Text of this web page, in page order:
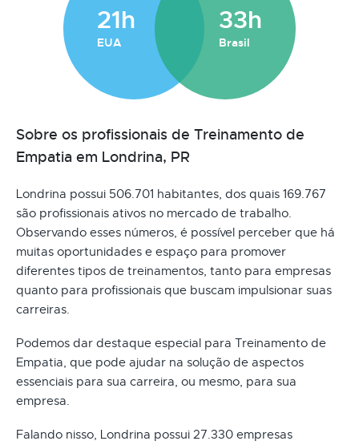
21h
EUA
33h
Brasil
Sobre os profissionais de Treinamento de
Empatia em Londrina, PR
Londrina possui 506.701 habitantes, dos quais 169.767
são profissionais ativos no mercado de trabalho.
Observando esses números, é possível perceber que há
muitas oportunidades e espaço para promover
diferentes tipos de treinamentos, tanto para empresas
quanto para profissionais que buscam impulsionar suas
carreiras.
Podemos dar destaque especial para Treinamento de
Empatia, que pode ajudar na solução de aspectos
essenciais para sua carreira, ou mesmo, para sua
empresa.
Falando nisso, Londrina possui 27.330 empresas